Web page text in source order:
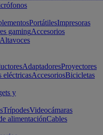
PortátilesImpresoras
gamingAccesorios
Altavoces
AdaptadoresProyectores
eléctricasAccesoriosBicicletas
y
TrípodesVideocámaras
alimentaciónCables